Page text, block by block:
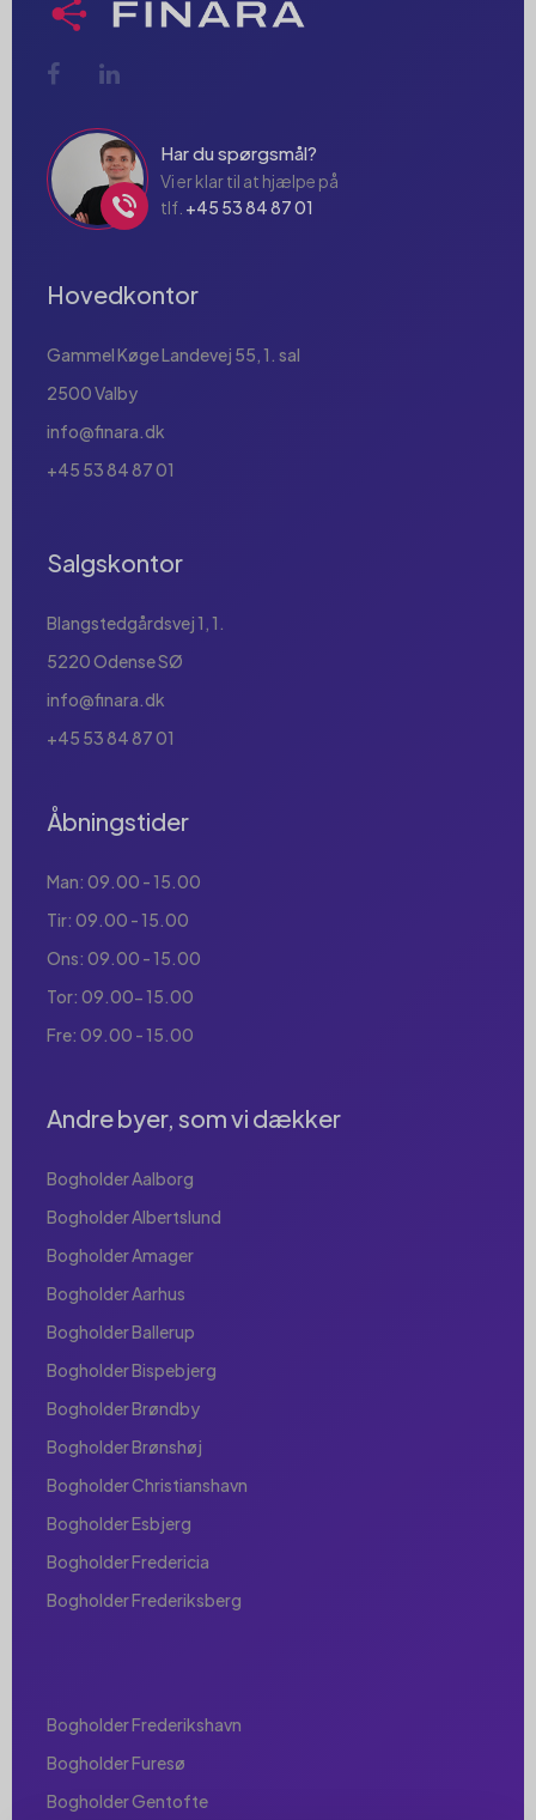
Har du spørgsmål?
Vi er klar til at hjælpe på
tlf. +45 53 84 87 01
Hovedkontor
Gammel Køge Landevej 55, 1. sal
2500 Valby
info@finara.dk
+45 53 84 87 01
Salgskontor
Blangstedgårdsvej 1, 1.
5220 Odense SØ
info@finara.dk
+45 53 84 87 01
Åbningstider
Man: 09.00 - 15.00
Tir: 09.00 - 15.00
Ons: 09.00 - 15.00
Tor: 09.00- 15.00
Fre: 09.00 - 15.00
Andre byer, som vi dækker
Bogholder Aalborg
Bogholder Albertslund
Bogholder Amager
Bogholder Aarhus
Bogholder Ballerup
Bogholder Bispebjerg
Bogholder Brøndby
Bogholder Brønshøj
Bogholder Christianshavn
Bogholder Esbjerg
Bogholder Fredericia
Bogholder Frederiksberg
Bogholder Frederikshavn
Bogholder Furesø
Bogholder Gentofte